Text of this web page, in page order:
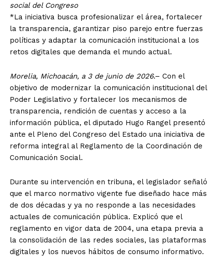
social del Congreso
*La iniciativa busca profesionalizar el área, fortalecer
la transparencia, garantizar piso parejo entre fuerzas
políticas y adaptar la comunicación institucional a los
retos digitales que demanda el mundo actual.
Morelia, Michoacán, a 3 de junio de 2026.– Con el
objetivo de modernizar la comunicación institucional del
Poder Legislativo y fortalecer los mecanismos de
transparencia, rendición de cuentas y acceso a la
información pública, el diputado Hugo Rangel presentó
ante el Pleno del Congreso del Estado una iniciativa de
reforma integral al Reglamento de la Coordinación de
Comunicación Social.
Durante su intervención en tribuna, el legislador señaló
que el marco normativo vigente fue diseñado hace más
de dos décadas y ya no responde a las necesidades
actuales de comunicación pública. Explicó que el
reglamento en vigor data de 2004, una etapa previa a
la consolidación de las redes sociales, las plataformas
digitales y los nuevos hábitos de consumo informativo.